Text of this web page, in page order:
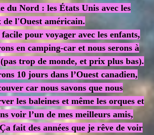
du Nord : les États Unis avec les
de l'Ouest américain.
facile pour voyager avec les enfants,
en camping-car et nous serons à
trop de monde, et prix plus bas).
10 jours dans l’Ouest canadien,
car nous savons que nous
les baleines et même les orques et
voir l’un de mes meilleurs amis,
fait des années que je rêve de voir